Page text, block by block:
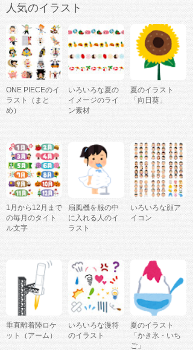
人気のイラスト
ONE PIECEのイ
ラスト（まと
め）
いろいろな夏の
イメージのライ
ン素材
夏のイラスト
「向日葵」
1月から12月まで
の毎月のタイト
ル文字
扇風機を服の中
に入れる人のイ
ラスト
いろいろな顔ア
イコン
垂直離着陸ロケ
ット（アーム）
いろいろな漫符
のイラスト
夏のイラスト
「かき氷・いち
ご」